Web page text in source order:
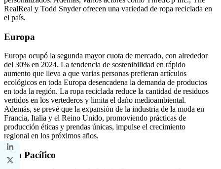
RealReal y Todd Snyder ofrecen una variedad de ropa reciclada en
el país.
Europa
Europa ocupó la segunda mayor cuota de mercado, con alrededor
del 30% en 2024. La tendencia de sostenibilidad en rápido
aumento que lleva a que varias personas prefieran artículos
ecológicos en toda Europa desencadena la demanda de productos
en toda la región. La ropa reciclada reduce la cantidad de residuos
vertidos en los vertederos y limita el daño medioambiental.
Además, se prevé que la expansión de la industria de la moda en
Francia, Italia y el Reino Unido, promoviendo prácticas de
producción éticas y prendas únicas, impulse el crecimiento
regional en los próximos años.
Asia Pacífico